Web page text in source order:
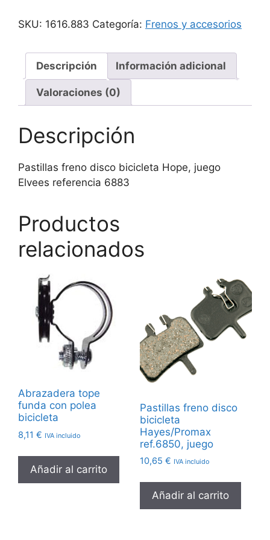
bicicleta
ref.6883,
juego
cantidad
SKU: 1616.883 Categoría: Frenos y accesorios
Descripción Información adicional
Valoraciones (0)
Descripción
Pastillas freno disco bicicleta Hope, juego
Elvees referencia 6883
Productos
relacionados
Abrazadera tope
funda con polea
bicicleta
8,11 € IVA incluido
Añadir al carrito
Pastillas freno disco
bicicleta
Hayes/Promax
ref.6850, juego
10,65 € IVA incluido
Añadir al carrito